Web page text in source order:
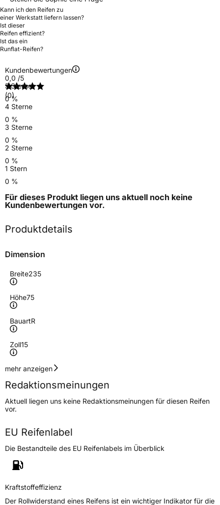
Kann ich den Reifen zu
einer Werkstatt liefern lassen?
Ist dieser
Reifen effizient?
Ist das ein
Runflat-Reifen?
Kundenbewertungen
0,0 /5
(0)
5 Sterne
0 %
4 Sterne
0 %
3 Sterne
0 %
2 Sterne
0 %
1 Stern
0 %
Für dieses Produkt liegen uns aktuell noch keine
Kundenbewertungen vor.
Produktdetails
Dimension
Breite235
Höhe75
BauartR
Zoll15
Geschwindigkeitsindex
Höchstgeschwindigkeit
180 km/h
Lastindex104/101
Höchstlast900/825 kg
Generelle Merkmale
Fahrzeugtyp
VerwendungSommerreifen
ModellnameMaga AT Two
mehr anzeigen
Redaktionsmeinungen
Aktuell liegen uns keine Redaktionsmeinungen für diesen Reifen
vor.
EU Reifenlabel
Die Bestandteile des EU Reifenlabels im Überblick
Kraftstoffeffizienz
Der Rollwiderstand eines Reifens ist ein wichtiger Indikator für die